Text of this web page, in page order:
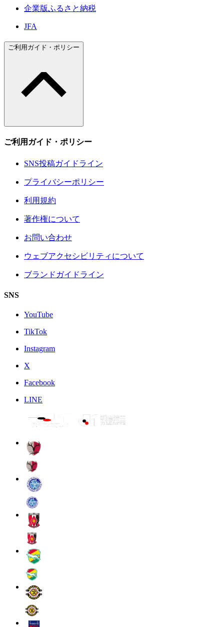
企業版ふるさと納税
JFA
ご利用ガイド・ポリシー
ご利用ガイド・ポリシー
SNS投稿ガイドライン
プライバシーポリシー
利用規約
著作権について
お問い合わせ
ウェブアクセシビリティについて
ブランドガイドライン
SNS
YouTube
TikTok
Instagram
X
Facebook
LINE